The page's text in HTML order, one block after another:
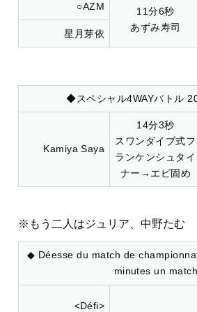
○AZM
11分6秒
あずみ寿司
星月芽依
◆スペシャル4WAYバトル
Kamiya Saya
14分3秒
スワンダイブ式フ
ランケンシュタイ
ナー→エビ固め
※もう二人はジュリア、中野たむ
◆ Déesse du match de
minutes un match
<Défi>